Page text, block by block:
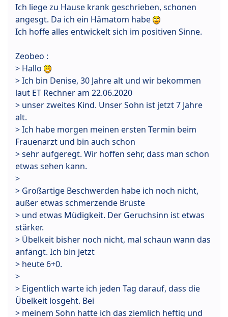
Ich liege zu Hause krank geschrieben, schonen
angesgt. Da ich ein Hämatom habe
Ich hoffe alles entwickelt sich im positiven Sinne.
Zeobeo :
> Hallo
> Ich bin Denise, 30 Jahre alt und wir bekommen
laut ET Rechner am 22.06.2020
> unser zweites Kind. Unser Sohn ist jetzt 7 Jahre
alt.
> Ich habe morgen meinen ersten Termin beim
Frauenarzt und bin auch schon
> sehr aufgeregt. Wir hoffen sehr, dass man schon
etwas sehen kann.
>
> Großartige Beschwerden habe ich noch nicht,
außer etwas schmerzende Brüste
> und etwas Müdigkeit. Der Geruchsinn ist etwas
stärker.
> Übelkeit bisher noch nicht, mal schaun wann das
anfängt. Ich bin jetzt
> heute 6+0.
>
> Eigentlich warte ich jeden Tag darauf, dass die
Übelkeit losgeht. Bei
> meinem Sohn hatte ich das ziemlich heftig und